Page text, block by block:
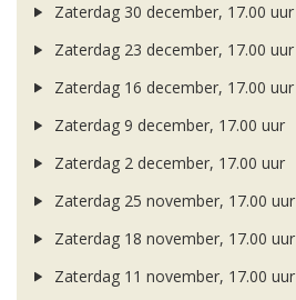
Zaterdag 30 december, 17.00 uur
Zaterdag 23 december, 17.00 uur
Zaterdag 16 december, 17.00 uur
Zaterdag 9 december, 17.00 uur
Zaterdag 2 december, 17.00 uur
Zaterdag 25 november, 17.00 uur
Zaterdag 18 november, 17.00 uur
Zaterdag 11 november, 17.00 uur